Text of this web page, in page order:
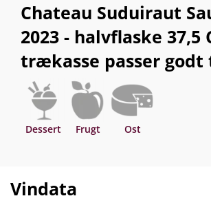
Chateau Suduiraut
2023 - halvflaske 37,5
trækasse passer godt
Dessert Frugt Ost
Vindata